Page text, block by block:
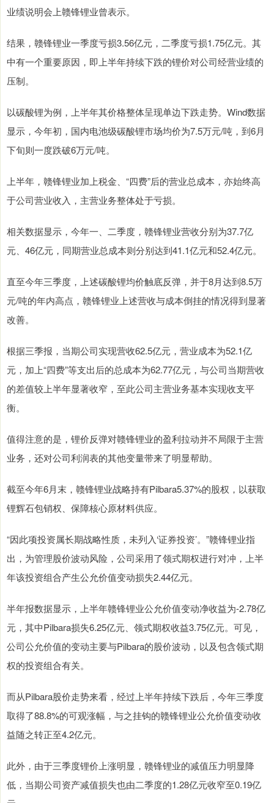
业绩说明会上赣锋锂业曾表示。
结果，赣锋锂业一季度亏损3.56亿元，二季度亏损1.75亿元。其
中有一个重要原因，即上半年持续下跌的锂价对公司经营业绩的
压制。
以碳酸锂为例，上半年其价格整体呈现单边下跌走势。Wind数据
显示，今年初，国内电池级碳酸锂市场均价为7.5万元/吨，到6月
下旬则一度跌破6万元/吨。
上半年，赣锋锂业加上税金、“四费”后的营业总成本，亦始终高
于公司营业收入，主营业务整体处于亏损。
相关数据显示，今年一、二季度，赣锋锂业营收分别为37.7亿
元、46亿元，同期营业总成本则分别达到41.1亿元和52.4亿元。
直至今年三季度，上述碳酸锂均价触底反弹，并于8月达到8.5万
元/吨的年内高点，赣锋锂业上述营收与成本倒挂的情况得到显著
改善。
根据三季报，当期公司实现营收62.5亿元，营业成本为52.1亿
元，加上“四费”等支出后的总成本为62.77亿元，与公司当期营收
的差值较上半年显著收窄，至此公司主营业务基本实现收支平
衡。
值得注意的是，锂价反弹对赣锋锂业的盈利拉动并不局限于主营
业务，还对公司利润表的其他变量带来了明显帮助。
截至今年6月末，赣锋锂业战略持有Pilbara5.37%的股权，以获取
锂辉石包销权、保障核心原材料供应。
“因此项投资属长期战略性质，未列入‘证券投资’。”赣锋锂业指
出，为管理股价波动风险，公司采用了领式期权进行对冲，上半
年该投资组合产生公允价值变动损失2.44亿元。
半年报数据显示，上半年赣锋锂业公允价值变动净收益为-2.78亿
元，其中Pilbara损失6.25亿元、领式期权收益3.75亿元。可见，
公司公允价值的变动主要与Pilbara的股价波动，以及包含领式期
权的投资组合有关。
而从Pilbara股价走势来看，经过上半年持续下跌后，今年三季度
取得了88.8%的可观涨幅，与之挂钩的赣锋锂业公允价值变动收
益随之转正至4.2亿元。
此外，由于三季度锂价上涨明显，赣锋锂业的减值压力明显降
低，当期公司资产减值损失也由二季度的1.28亿元收窄至0.19亿